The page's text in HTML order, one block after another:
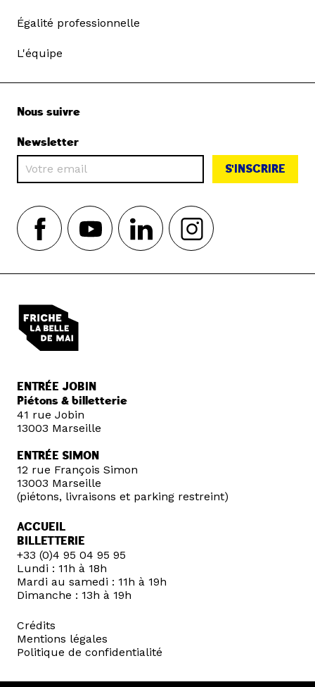
Égalité professionnelle
L'équipe
Nous suivre
Newsletter
S'INSCRIRE
ENTRÉE JOBIN
Piétons & billetterie
41 rue Jobin
13003 Marseille
ENTRÉE SIMON
12 rue François Simon
13003 Marseille
(piétons, livraisons et parking restreint)
ACCUEIL
BILLETTERIE
+33 (0)4 95 04 95 95
Lundi : 11h à 18h
Mardi au samedi : 11h à 19h
Dimanche : 13h à 19h
Crédits
Mentions légales
Politique de confidentialité